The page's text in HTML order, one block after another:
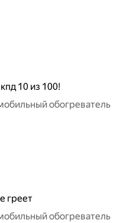
10 из 100!
обогреватель
греет
обогреватель